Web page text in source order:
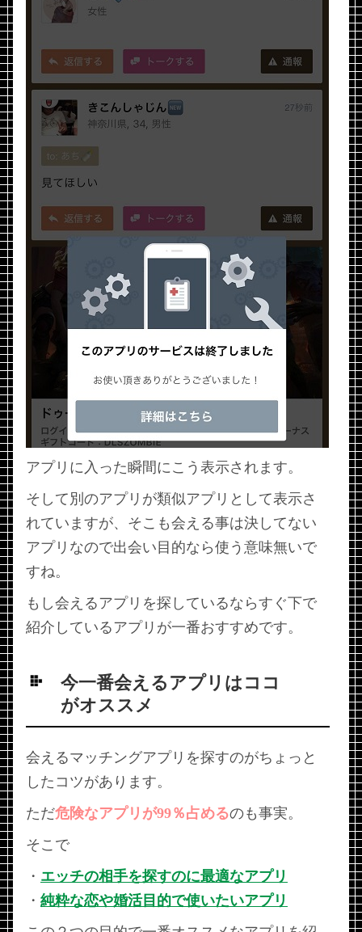
アプリに入った瞬間にこう表示されます。
そして別のアプリが類似アプリとして表示さ
れていますが、そこも会える事は決してない
アプリなので出会い目的なら使う意味無いで
すね。
もし会えるアプリを探しているならすぐ下で
紹介しているアプリが一番おすすめです。
今一番会えるアプリはココ
がオススメ
会えるマッチングアプリを探すのがちょっと
したコツがあります。
ただ危険なアプリが99％占めるのも事実。
そこで
・ エッチの相手を探すのに最適なアプリ
・ 純粋な恋や婚活目的で使いたいアプリ